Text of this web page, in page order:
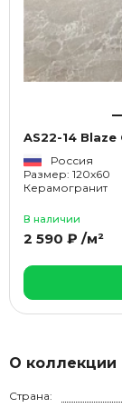
О коллекции
Страна:
AS22-14
Россия
Размер: 120x60
Керамогранит
В наличии
2 590 ₽ /м²